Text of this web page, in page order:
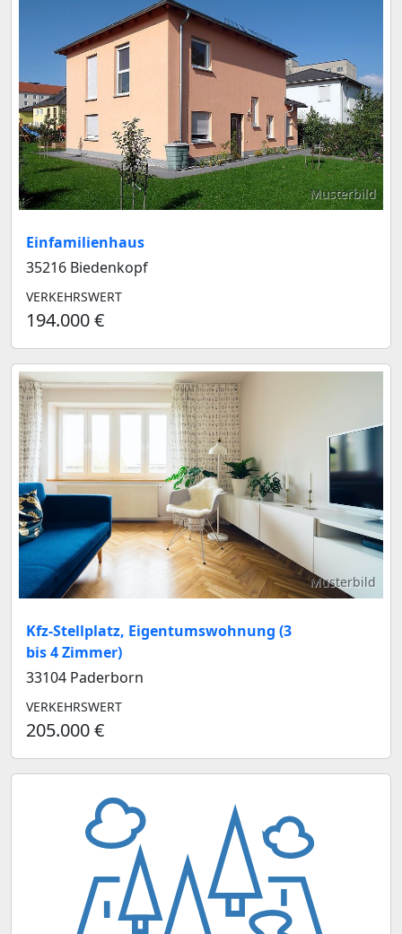
Musterbild
Einfamilienhaus
35216 Biedenkopf
VERKEHRSWERT
194.000 €
Musterbild
Kfz-Stellplatz, Eigentumswohnung (3
bis 4 Zimmer)
33104 Paderborn
VERKEHRSWERT
205.000 €